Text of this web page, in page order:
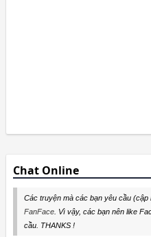
Chat Online
Các truyện mà các bạn yêu cầu (cập
FanFace. Vì vậy, các bạn nên like
cầu. THANKS !